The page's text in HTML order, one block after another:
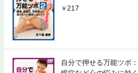
217
自分で押せる万能ツボ